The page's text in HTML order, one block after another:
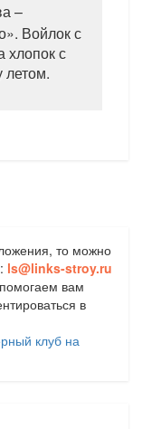
–
Войлок с
хлопок с
летом.
то можно
ls@links-stroy.ru
вам
в
клуб на